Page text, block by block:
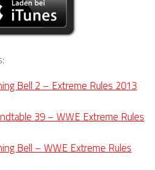
Bell 2 – Extreme Rules 2013
39 – WWE Extreme Rules
Bell – WWE Extreme Rules